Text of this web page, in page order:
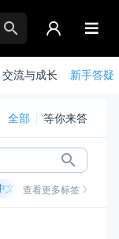
交流与成长 新手答疑
全部 等你来答
文 求助 求解答
查看更多标签